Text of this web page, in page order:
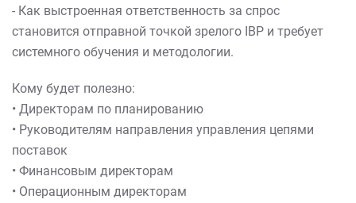
- Как выстроенная ответственность за спрос
становится отправной точкой зрелого IBP и требует
системного обучения и методологии.
Кому будет полезно:
• Директорам по планированию
• Руководителям направления управления цепями
поставок
• Финансовым директорам
• Операционным директорам